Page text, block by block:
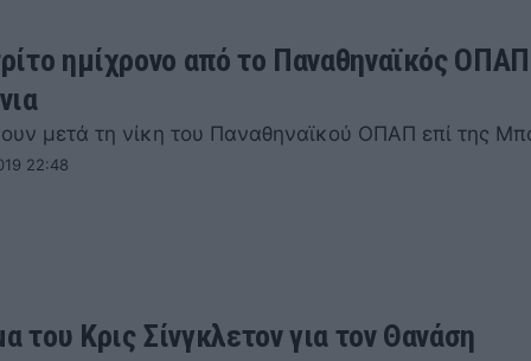
ημίχρονο από το Παναθηναϊκός
μετά τη νίκη του Παναθηναϊκού ΟΠΑΠ επί της
22:48
του Κρις Σίνγκλετον για τον Θανάση